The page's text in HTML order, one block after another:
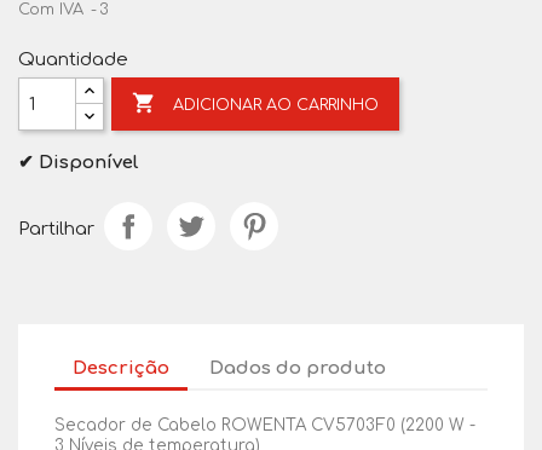
Com IVA 3
Quantidade
 ADICIONAR AO CARRINHO
✔ Disponível
Partilhar
Descrição Dados do produto
Secador de Cabelo ROWENTA CV5703F0 (2200 W -
3 Níveis de temperatura)